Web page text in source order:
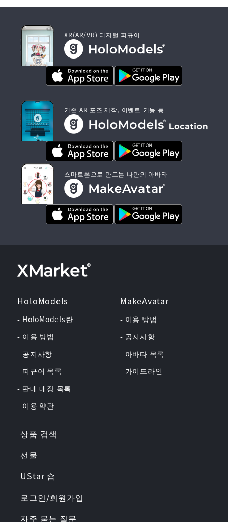
XR(AR/VR) 디지털 피규어
기존 AR 포즈 제작, 이벤트 기능 등
스마트폰으로 만드는 나만의 아바타
HoloModels
- HoloModels란
- 이용 방법
- 공지사항
- 피규어 목록
- 판매 매장 목록
- 이용 약관
MakeAvatar
- 이용 방법
- 공지사항
- 아바타 목록
- 가이드라인
상품 검색
선물
UStar 숍
로그인/회원가입
자주 묻는 질문